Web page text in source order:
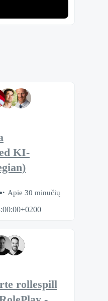
KI-
Apie 30 minučių
rollespill